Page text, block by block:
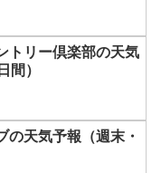
トリー倶楽部の天気
間）
の天気予報（週末・